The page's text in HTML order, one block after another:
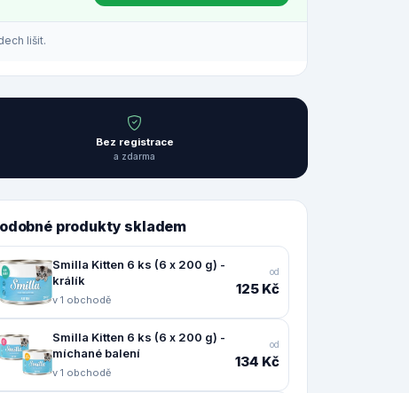
lišit.
Bez registrace
a zdarma
produkty skladem
Smilla Kitten 6 ks (6 x 200 g) -
králík
v 1 obchodě
od
125 Kč
Smilla Kitten 6 ks (6 x 200 g) -
míchané balení
v 1 obchodě
od
134 Kč